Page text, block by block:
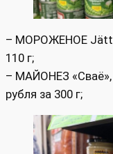
– МОРОЖЕНОЕ
110 г;
– МАЙОНЕЗ «Сваё»,
рубля за 300 г;